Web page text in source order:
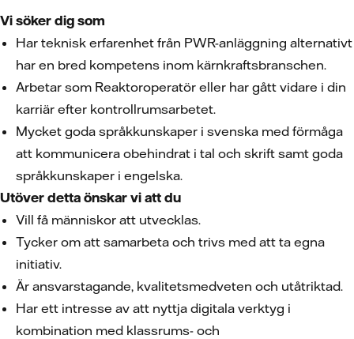
Vi söker dig som
Har teknisk erfarenhet från PWR-anläggning alternativt
har en bred kompetens inom kärnkraftsbranschen.
Arbetar som Reaktoroperatör eller har gått vidare i din
karriär efter kontrollrumsarbetet.
Mycket goda språkkunskaper i svenska med förmåga
att kommunicera obehindrat i tal och skrift samt goda
språkkunskaper i engelska.
Utöver detta önskar vi att du
Vill få människor att utvecklas.
Tycker om att samarbeta och trivs med att ta egna
initiativ.
Är ansvarstagande, kvalitetsmedveten och utåtriktad.
Har ett intresse av att nyttja digitala verktyg i
kombination med klassrums- och